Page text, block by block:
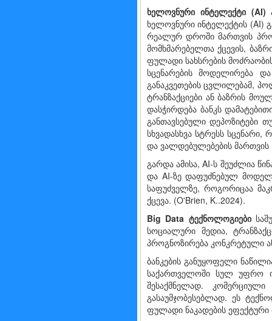
ხელოვნური ინტელექტი(AI)
ხელოვნური ინტელექტის (AI)
რეალურ დროში მართვის
მომხმარებელთა ქცევის,
ფულადი სახსრების
სცენარების მოდელირება
განაკვეთების ცვლილებამ,
ტრანზაქციები ან ბაზრის
დასჭირდება ბანკს
განთავსებული დეპოზიტები
სხვადასხვა სტრესს
და ვალდებულებების მართვის
გარდა ამისა, AI-ს შეუძლია
და AI-ზე დაფუძნებულ
საფუძველზე, როგორიცაა
ქცევა. (O'Brien, K..2024).
Big Data ტექნოლოგიები
სოციალური მედია,
პროგნოზირება კონკრეტული
ბანკების განუყოფელი
საქართველოში სულ უფრო
შესაქმნელად.
გასაუმჯობესებლად. ეს
ფულადი ნაკადების